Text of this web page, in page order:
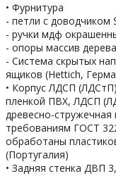
• Фурнитура
- петли с доводчиком
- ручки мдф
- опоры массив
- Система скрытых
ящиков (Hettich,
• Корпус ЛДСП
пленкой ПВХ, ЛДСП
древесно-стружечная
требованиям ГОСТ
обработаны
(Португалия)
• Задняя стенка ДВП